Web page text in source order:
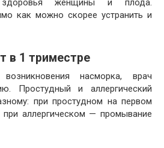
женщины и плода.
как можно скорее устранить и
в 1 триместре
насморка, врач
Простудный и аллергический
при простудном на первом
аллергическом — промывание